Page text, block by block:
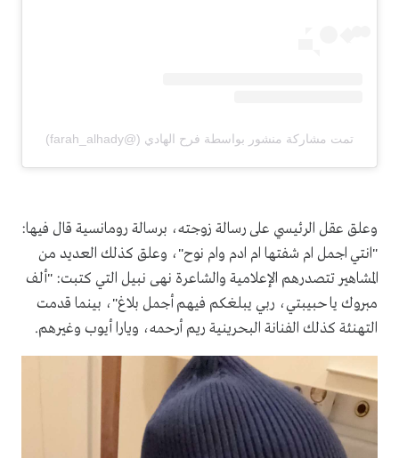
تمت مشاركة منشور بواسطة ‏‎فرح الهادي‎‏ (@‏‎farah_alhady‎‏)
وعلق عقل الرئيسي على رسالة زوجته، برسالة رومانسية قال فيها:
"انتي اجمل ام شفتها ام ادم وام نوح"، وعلق كذلك العديد من
المشاهير تتصدرهم الإعلامية والشاعرة نهى نبيل التي كتبت: "ألف
مبروك يا حبيبتي، ربي يبلغكم فيهم أجمل بلاغ"، بينما قدمت
التهنئة كذلك الفنانة البحرينية ريم أرحمه، ويارا أيوب وغيرهم.